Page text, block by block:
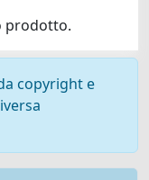
prodotto.
copyright e